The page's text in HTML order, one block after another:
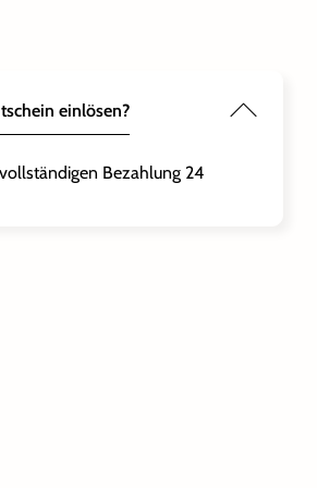
einlösen?
Bezahlung 24